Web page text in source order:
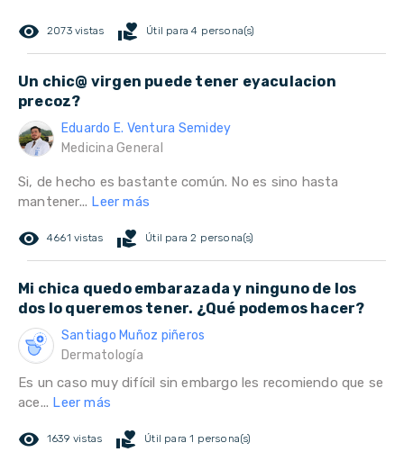
remove_red_eye 2073 vistas volunteer_activism Útil para 4 persona(s)
Un chic@ virgen puede tener eyaculacion
precoz?
Eduardo E. Ventura Semidey
Medicina General
Si, de hecho es bastante común. No es sino hasta
mantener... Leer más
remove_red_eye 4661 vistas volunteer_activism Útil para 2 persona(s)
Mi chica quedo embarazada y ninguno de los
dos lo queremos tener. ¿Qué podemos hacer?
Santiago Muñoz piñeros
Dermatología
Es un caso muy difícil sin embargo les recomiendo que se
ace... Leer más
remove_red_eye 1639 vistas volunteer_activism Útil para 1 persona(s)